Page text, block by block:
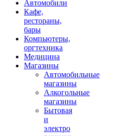
Автомобили
Кафе,
рестораны,
бары
Компьютеры,
оргтехника
Медицина
Магазины
Автомобильные
магазины
Алкогольные
магазины
Бытовая
и
электро